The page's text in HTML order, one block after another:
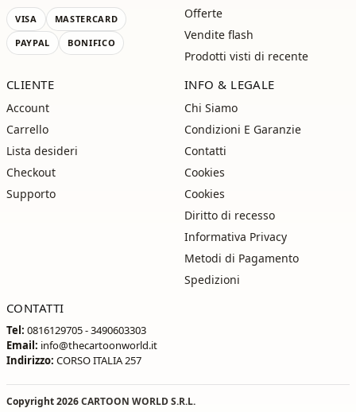
VISA
MASTERCARD
PAYPAL
BONIFICO
Offerte
Vendite flash
Prodotti visti di recente
CLIENTE
Account
Carrello
Lista desideri
Checkout
Supporto
INFO & LEGALE
Chi Siamo
Condizioni E Garanzie
Contatti
Cookies
Cookies
Diritto di recesso
Informativa Privacy
Metodi di Pagamento
Spedizioni
CONTATTI
Tel: 0816129705 - 3490603303
Email: info@thecartoonworld.it
Indirizzo: CORSO ITALIA 257
Copyright 2026CARTOON WORLD S.R.L.